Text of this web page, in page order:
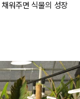
워주면 식물의 성장